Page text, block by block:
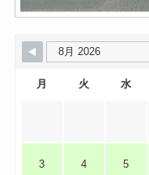
月 火 水
3 4 5